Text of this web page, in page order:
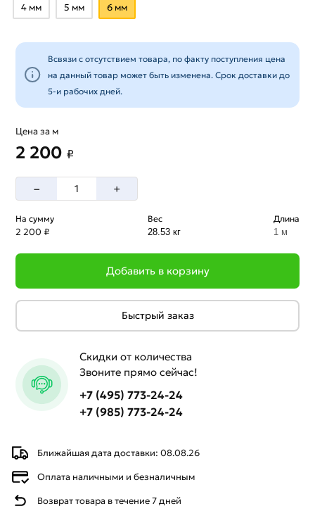
4 мм 5 мм 6 мм
Ближайшая дата доставки: 08.08.26
Оплата наличными и безналичным
Возврат товара в течение 7 дней
Всвязи с отсутствием товара, по факту поступления цена
на данный товар может быть изменена. Срок доставки до
5-и рабочих дней.
Цена за м
2 200 ₽
– +
На сумму
2 200 ₽
Вес
28.53 кг
Длина
1 м
Добавить в корзину
Быстрый заказ
Скидки от количества
Звоните прямо сейчас!
+7 (495) 773-24-24
+7 (985) 773-24-24